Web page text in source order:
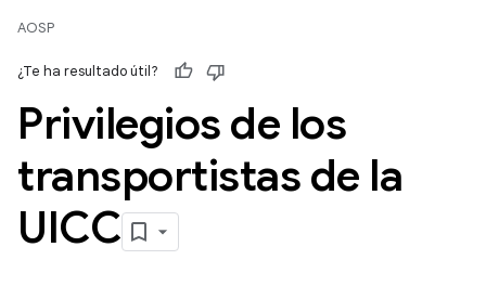
AOSP
¿Te ha resultado útil?
Privilegios de los
transportistas de la
UICC